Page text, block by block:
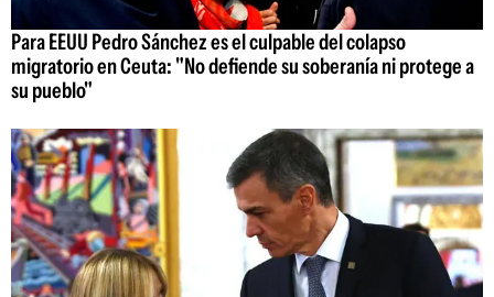
Para EEUU Pedro Sánchez es el culpable del colapso
migratorio en Ceuta: "No defiende su soberanía ni protege a
su pueblo"